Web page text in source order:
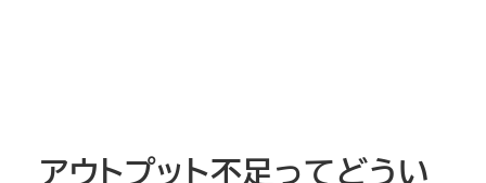
アウトプット不足ってどうい